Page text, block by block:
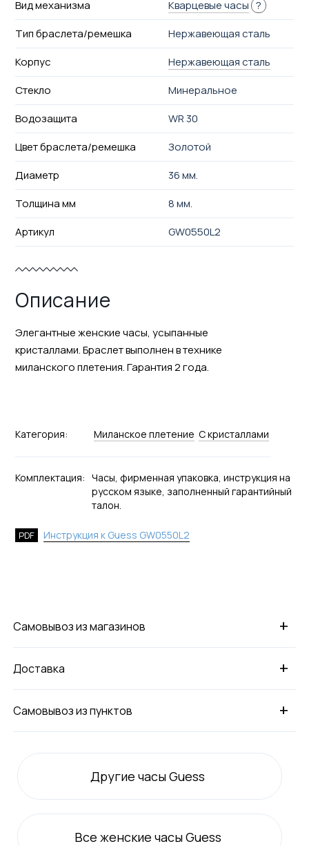
Вид механизма Кварцевые часы ?
Тип браслета/ремешка
Нержавеющая сталь
Корпус
Нержавеющая сталь
Стекло
Минеральное
Водозащита
WR 30
Цвет браслета/ремешка
Золотой
Диаметр
36 мм.
Толщина мм
8 мм.
Артикул
GW0550L2
Описание
Элегантные женские часы, усыпанные
кристаллами. Браслет выполнен в технике
миланского плетения. Гарантия 2 года.
Категория: Миланское плетение С кристаллами
Комплектация: Часы, фирменная упаковка, инструкция на
русском языке, заполненный гарантийный
талон.
PDF Инструкция к Guess GW0550L2
+
Самовывоз из магазинов
+
Доставка
+
Самовывоз из пунктов
Другие часы Guess
Все женские часы Guess